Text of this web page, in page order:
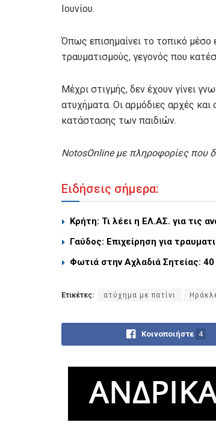
Ιουνίου.
Όπως επισημαίνει το τοπικό μέσο
τραυματισμούς, γεγονός που
Μέχρι στιγμής, δεν έχουν γίνει
ατυχήματα. Οι αρμόδιες αρχές και
κατάστασης των παιδιών.
NotosOnline με πληροφορίες που
Ειδήσεις σήμερα:
Κρήτη: Τι λέει η ΕΛ.ΑΣ. για τις
Γαύδος: Επιχείρηση για
Φωτιά στην Αχλαδιά Σητείας:
Ετικέτες: ατύχημα με πατίνι
Κοινοποιήστε 4